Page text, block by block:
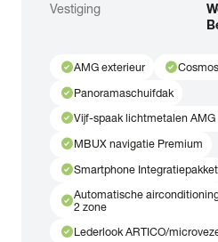
Vestiging
check_circleAMG exterieur check_circle
check_circlePanoramaschuifdak
check_circleVijf-spaak lichtmetalen AMG
check_circleMBUX navigatie Premium
check_circleSmartphone Integratiepakket
check_circleAutomatische
2 zone
check_circleLederlook ARTICO/